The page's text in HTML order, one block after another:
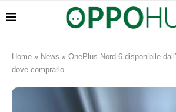
Home » News » OnePlus Nord 6 disponibile
dove comprarlo